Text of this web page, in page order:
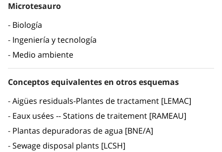
Microtesauro
Biología
Ingeniería y tecnología
Medio ambiente
Conceptos equivalentes en otros esquemas
Aigües residuals-Plantes de tractament [LEMAC]
Eaux usées -- Stations de traitement [RAMEAU]
Plantas depuradoras de agua [BNE/A]
Sewage disposal plants [LCSH]